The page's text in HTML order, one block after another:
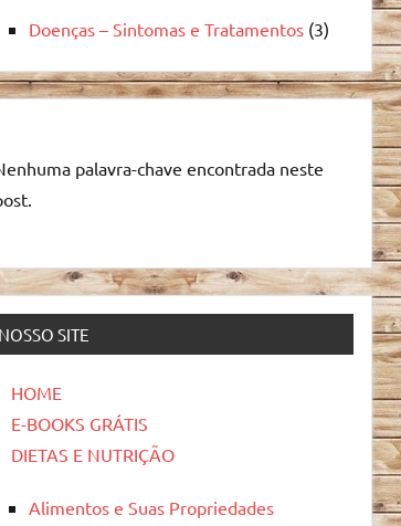
Doenças – Sintomas e Tratamentos (3)
palavra-chave encontrada neste
NOSSO SITE
HOME
E-BOOKS GRÁTIS
DIETAS E NUTRIÇÃO
Alimentos e Suas Propriedades